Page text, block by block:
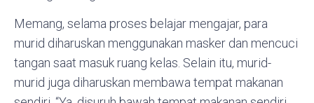
Memang, selama proses belajar mengajar, para
murid diharuskan menggunakan masker dan mencuci
tangan saat masuk ruang kelas. Selain itu, murid-
murid juga diharuskan membawa tempat makanan